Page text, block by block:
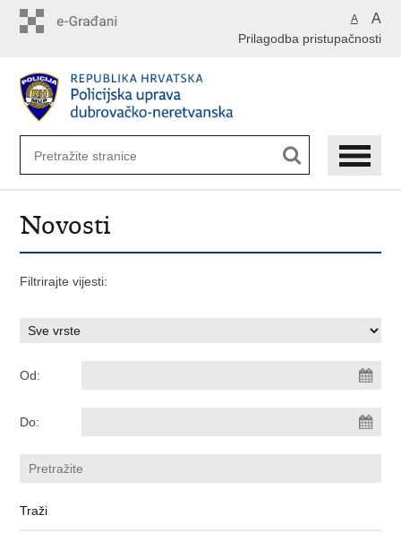
A A
Prilagodba pristupačnosti
Novosti
Filtrirajte vijesti:
Od:
Do: